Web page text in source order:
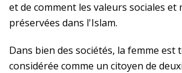
et de comment les valeurs sociales et
préservées dans l'Islam.
Dans bien des sociétés, la femme est
considérée comme un citoyen de